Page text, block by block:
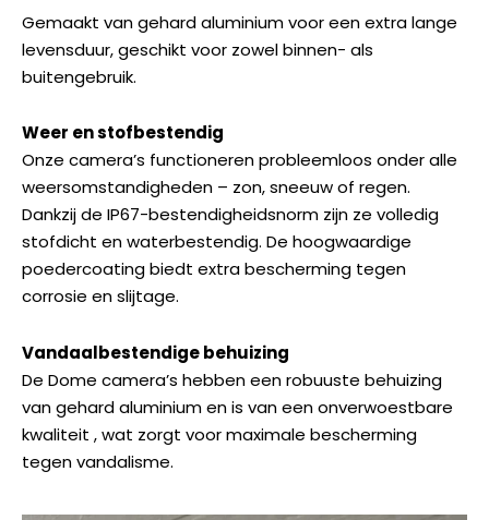
Gemaakt van gehard aluminium voor een extra lange
levensduur, geschikt voor zowel binnen- als
buitengebruik.
Weer en stofbestendig
Onze camera’s functioneren probleemloos onder alle
weersomstandigheden – zon, sneeuw of regen.
Dankzij de IP67-bestendigheidsnorm zijn ze volledig
stofdicht en waterbestendig. De hoogwaardige
poedercoating biedt extra bescherming tegen
corrosie en slijtage.
Vandaalbestendige behuizing
De Dome camera’s hebben een robuuste behuizing
van gehard aluminium en is van een onverwoestbare
kwaliteit , wat zorgt voor maximale bescherming
tegen vandalisme.